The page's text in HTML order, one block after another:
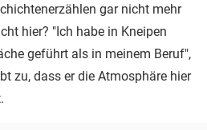
gar nicht mehr
hier? "Ich habe in Kneipen
geführt als in meinem Beruf",
zu, dass er die Atmosphäre hier